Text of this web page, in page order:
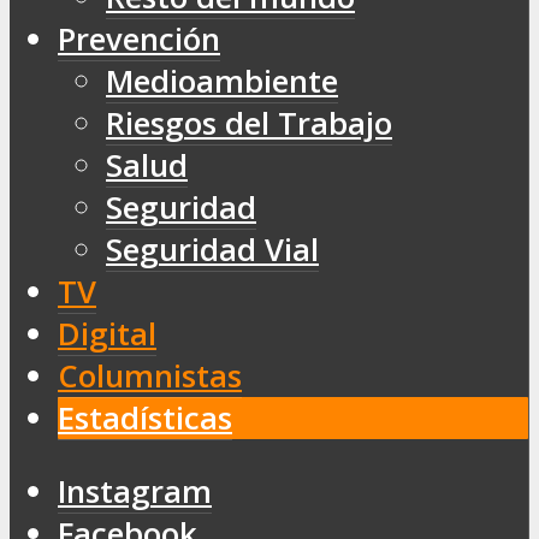
Prevención
Medioambiente
Riesgos del Trabajo
Salud
Seguridad
Seguridad Vial
TV
Digital
Columnistas
Estadísticas
Instagram